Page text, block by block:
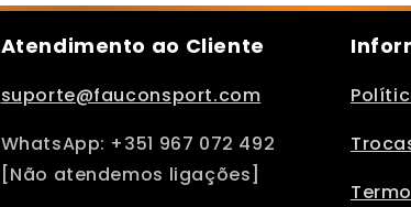
Atendimento ao Cliente
suporte@fauconsport.com
WhatsApp: +351 967 072 492
[Não atendemos ligações]